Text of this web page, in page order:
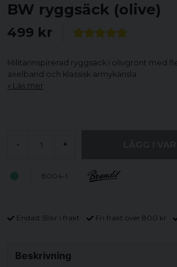
BW ryggsäck (olive)
499 kr
Militärinspirerad ryggsäck i olivgrönt med
axelband och klassisk armykänsla.
Läs mer
- +
8004-1
Endast 59kr i frakt Fri frakt över 800 kr
Beskrivning